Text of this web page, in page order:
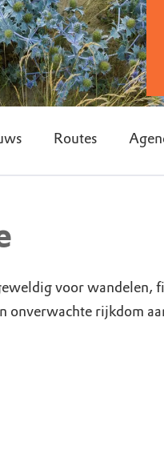
Routes
voor wandelen,
onverwachte rijkdom